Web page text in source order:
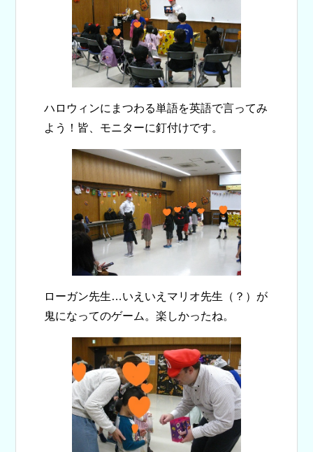
ハロウィンにまつわる単語を英語で言ってみ
よう！皆、モニターに釘付けです。
ローガン先生…いえいえマリオ先生（？）が
鬼になってのゲーム。楽しかったね。